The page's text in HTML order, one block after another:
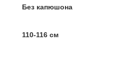
Без капюшона
110-116 см